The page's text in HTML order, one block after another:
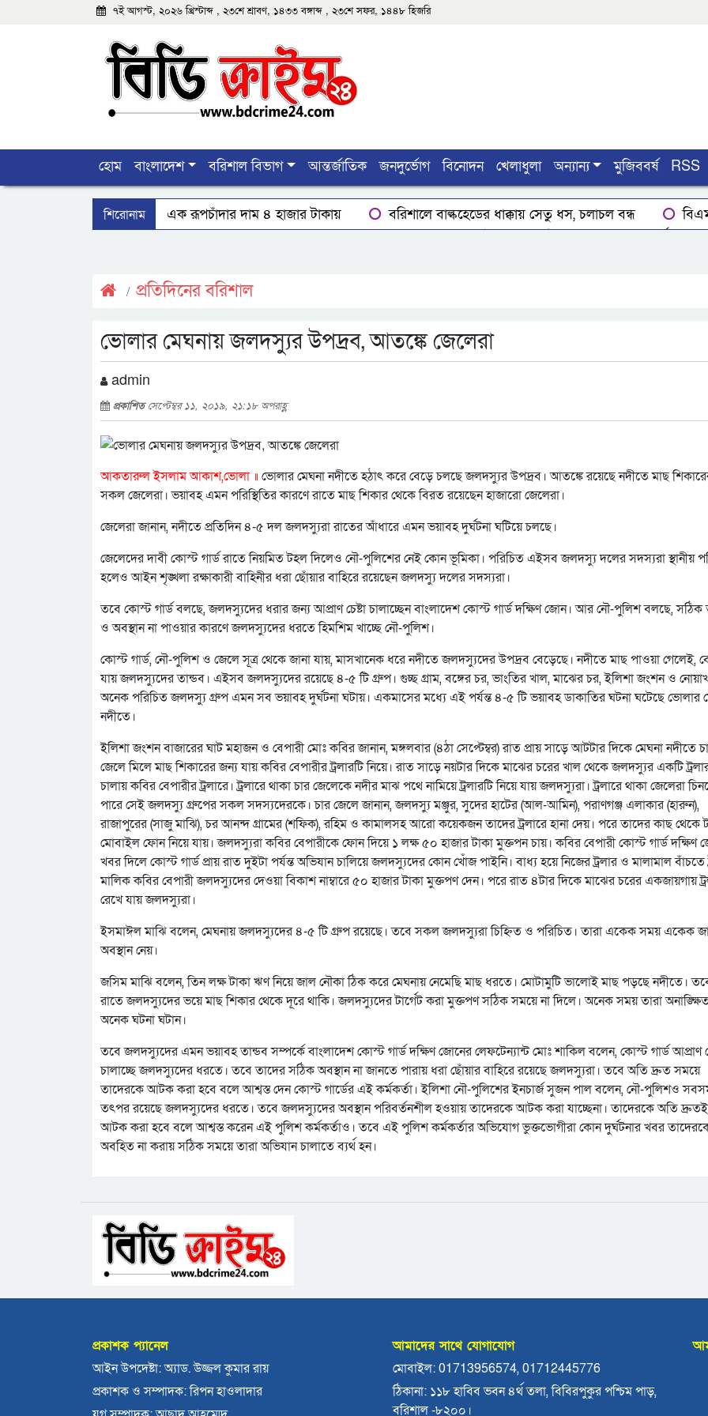
৭ই আগস্ট, ২০২৬ খ্রিস্টাব্দ , ২৩শে শ্রাবণ, ১৪৩৩ বঙ্গাব্দ , ২৩শে সফর, ১৪৪৮ হিজরি
হোম বাংলাদেশ বরিশাল বিভাগ আন্তর্জাতিক জনদুর্ভোগ বিনোদন খেলাধুলা অন্যান্য মুজিববর্ষ RSS
শিরোনাম
বঙ্গোপসাগরের এক রূপচাঁদার দাম ৪ হাজার টাকায় বরিশালে বাল্কহেডের ধাক্কায় সেতু ধস, চলাচল বন্ধ
প্রতিদিনের বরিশাল
ভোলার মেঘনায় জলদস্যুর উপদ্রব, আতঙ্কে জেলেরা
admin
প্রকাশিতসেপ্টেম্বর ১১, ২০১৯, ২১:১৮ অপরাহ্ণ
আকতারুল ইসলাম আকাশ,ভোলা ॥ভোলার মেঘনা নদীতে হঠাৎ করে বেড়ে চলছে জলদস্যুর উপদ্রব। আতঙ্কে রয়েছে নদীতে মাছ
সকল জেলেরা। ভয়াবহ এমন পরিস্থিতির কারণে রাতে মাছ শিকার থেকে বিরত রয়েছেন হাজারো জেলেরা।
জেলেরা জানান, নদীতে প্রতিদিন ৪-৫ দল জলদস্যুরা রাতের আঁধারে এমন ভয়াবহ দুর্ঘটনা ঘটিয়ে চলছে।
জেলেদের দাবী কোস্ট গার্ড রাতে নিয়মিত টহল দিলেও নৌ-পুলিশের নেই কোন ভূমিকা। পরিচিত এইসব জলদস্যু দলের সদস্যরা স্থানীয়
হলেও আইন শৃঙ্খলা রক্ষাকারী বাহিনীর ধরা ছোঁয়ার বাহিরে রয়েছেন জলদস্যু দলের সদস্যরা।
তবে কোস্ট গার্ড বলছে, জলদস্যুদের ধরার জন্য আপ্রাণ চেষ্টা চালাচ্ছেন বাংলাদেশ কোস্ট গার্ড দক্ষিণ জোন। আর নৌ-পুলিশ বলছে, সঠিক
ও অবস্থান না পাওয়ার কারণে জলদস্যুদের ধরতে হিমশিম খাচ্ছে নৌ-পুলিশ।
কোস্ট গার্ড, নৌ-পুলিশ ও জেলে সূত্র থেকে জানা যায়, মাসখানেক ধরে নদীতে জলদস্যুদের উপদ্রব বেড়েছে। নদীতে মাছ পাওয়া গেলেই,
যায় জলদস্যুদের তান্ডব। এইসব জলদস্যুদের রয়েছে ৪-৫ টি গ্রুপ। গুচ্ছ গ্রাম, বঙ্গের চর, ভাংতির খাল, মাঝের চর, ইলিশা জংশন ও
অনেক পরিচিত জলদস্যু গ্রুপ এমন সব ভয়াবহ দুর্ঘটনা ঘটায়। একমাসের মধ্যে এই পর্যন্ত ৪-৫ টি ভয়াবহ ডাকাতির ঘটনা ঘটেছে ভোলার
নদীতে।
ইলিশা জংশন বাজারের ঘাট মহাজন ও বেপারী মোঃ কবির জানান, মঙ্গলবার (৪ঠা সেপ্টেম্বর) রাত প্রায় সাড়ে আটটার দিকে মেঘনা নদীতে
জেলে মিলে মাছ শিকারের জন্য যায় কবির বেপারীর ট্রলারটি নিয়ে। রাত সাড়ে নয়টার দিকে মাঝের চরের খাল থেকে জলদস্যুর একটি
চালায় কবির বেপারীর ট্রলারে। ট্রলারে থাকা চার জেলেকে নদীর মাঝ পথে নামিয়ে ট্রলারটি নিয়ে যায় জলদস্যুরা। ট্রলারে থাকা জেলেরা
পারে সেই জলদস্যু গ্রুপের সকল সদস্যদেরকে। চার জেলে জানান, জলদস্যু মঞ্জুর, সুদের হাটের (আল-আমিন), পরাণগঞ্জ এলাকার (হারুন),
রাজাপুরের (সাজু মাঝি), চর আনন্দ গ্রামের (শফিক), রহিম ও কামালসহ আরো কয়েকজন তাদের ট্রলারে হানা দেয়। পরে তাদের কাছ থেকে
মোবাইল ফোন নিয়ে যায়। জলদস্যুরা কবির বেপারীকে ফোন দিয়ে ১ লক্ষ ৫০ হাজার টাকা মুক্তপন চায়। কবির বেপারী কোস্ট গার্ড দক্ষিণ
খবর দিলে কোস্ট গার্ড প্রায় রাত দুইটা পর্যন্ত অভিযান চালিয়ে জলদস্যুদের কোন খোঁজ পাইনি। বাধ্য হয়ে নিজের ট্রলার ও মালামাল বাঁচতে
মালিক কবির বেপারী জলদস্যুদের দেওয়া বিকাশ নাম্বারে ৫০ হাজার টাকা মুক্তপণ দেন। পরে রাত ৪টার দিকে মাঝের চরের একজায়গায়
রেখে যায় জলদস্যুরা।
ইসমাঈল মাঝি বলেন, মেঘনায় জলদস্যুদের ৪-৫ টি গ্রুপ রয়েছে। তবে সকল জলদস্যুরা চিহ্নিত ও পরিচিত। তারা একেক সময় একেক
অবস্থান নেয়।
জসিম মাঝি বলেন, তিন লক্ষ টাকা ঋণ নিয়ে জাল নৌকা ঠিক করে মেঘনায় নেমেছি মাছ ধরতে। মোটামুটি ভালোই মাছ পড়ছে নদীতে।
রাতে জলদস্যুদের ভয়ে মাছ শিকার থেকে দূরে থাকি। জলদস্যুদের টার্গেট করা মুক্তপণ সঠিক সময়ে না দিলে। অনেক সময় তারা
অনেক ঘটনা ঘটান।
তবে জলদস্যুদের এমন ভয়াবহ তান্ডব সম্পর্কে বাংলাদেশ কোস্ট গার্ড দক্ষিণ জোনের লেফটেন্যান্ট মোঃ শাকিল বলেন, কোস্ট গার্ড আপ্রাণ
চালাচ্ছে জলদস্যুদের ধরতে। তবে তাদের সঠিক অবস্থান না জানতে পারায় ধরা ছোঁয়ার বাহিরে রয়েছে জলদস্যুরা। তবে অতি দ্রুত সময়ে
তাদেরকে আটক করা হবে বলে আশ্বস্ত দেন কোস্ট গার্ডের এই কর্মকর্তা। ইলিশা নৌ-পুলিশের ইনচার্জ সুজন পাল বলেন, নৌ-পুলিশও
তৎপর রয়েছে জলদস্যুদের ধরতে। তবে জলদস্যুদের অবস্থান পরিবর্তনশীল হওয়ায় তাদেরকে আটক করা যাচ্ছেনা। তাদেরকে অতি দ্রুতই
আটক করা হবে বলে আশ্বস্ত করেন এই পুলিশ কর্মকর্তাও। তবে এই পুলিশ কর্মকর্তার অভিযোগ ভুক্তভোগীরা কোন দুর্ঘটনার খবর
অবহিত না করায় সঠিক সময়ে তারা অভিযান চালাতে ব্যর্থ হন।
প্রকাশক প্যানেল
আইন উপদেষ্টা: অ্যাড. উজ্জল কুমার রায়
প্রকাশক ও সম্পাদক: রিপন হাওলাদার
আমাদের সাথে যোগাযোগ
মোবাইল: 01713956574, 01712445776
ঠিকানা: ১১৮ হাবিব ভবন ৪র্থ তলা, বিবিরপুকুর পশ্চিম পাড়,
বরিশাল -৮২০০।